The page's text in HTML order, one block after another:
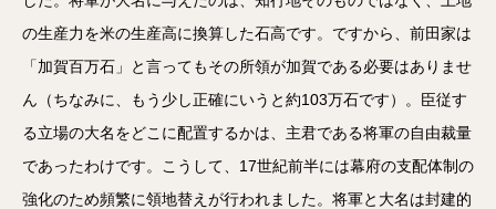
の生産力を米の生産高に換算した石高です。ですから、前田家は
「加賀百万石」と言ってもその所領が加賀である必要はありませ
ん（ちなみに、もう少し正確にいうと約103万石です）。臣従す
る立場の大名をどこに配置するかは、主君である将軍の自由裁量
であったわけです。こうして、17世紀前半には幕府の支配体制の
強化のため頻繁に領地替えが行われました。将軍と大名は封建的